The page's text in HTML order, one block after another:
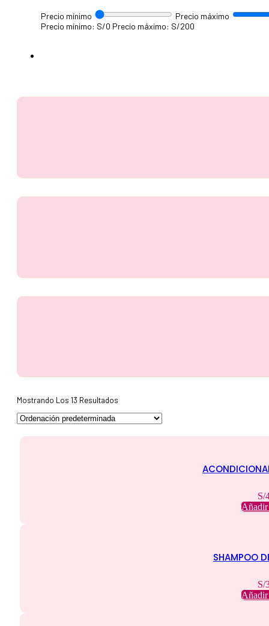
Precio mínimo
Precio máximo
Precio mínimo: S/0 Precio máximo: S/200
Mostrando Los 13 Resultados
S/
Añadir
SHAMPOO
S/
Añadir